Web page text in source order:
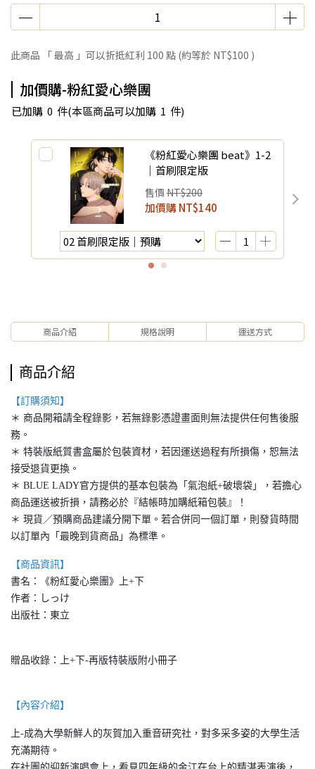
此商品 「 最高 」可以折抵紅利 100 點 (約等於 NT$100 )
加價購-粉紅愛心樂團
已加購 0 件(本區商品可以加購 1 件)
《粉紅愛心樂團 beat》1-2
｜首刷限定版
售價 NT$200
加價購NT$140
商品介紹 規格說明 運送方式
商品介紹
【訂購須知】
＊ 商品開箱請全程錄影，若無錄影憑證畫面則無法提供任何售後服
務。
＊ 特裝版紙質書盒屬於包裝資材，若因運送過程有所損傷，恕無法
接受退貨更換。
＊ BLUE LADY官方提供的基本包裝為「氣泡紙+破壞袋」，若擔心
商品運送被折損，請務必於『結帳時加購紙箱包裝』！
＊ 現貨／預購商品建議分開下單。若合併同一個訂單，則發貨時間
以訂單內「最晚到貨商品」為標準。
【商品資訊】
書名：《粉紅愛心樂團》上+下
作者：しっけ
出版社：東立
贈品收錄：上+下-再版特裝版附小冊子
【內容介紹】
上-成為大學新鮮人的灰賀加入重音研究社，對多采多姿的大學生活
充滿期待。